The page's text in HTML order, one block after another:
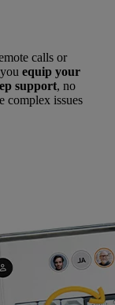
calls or
equip your
support, no
complex issues